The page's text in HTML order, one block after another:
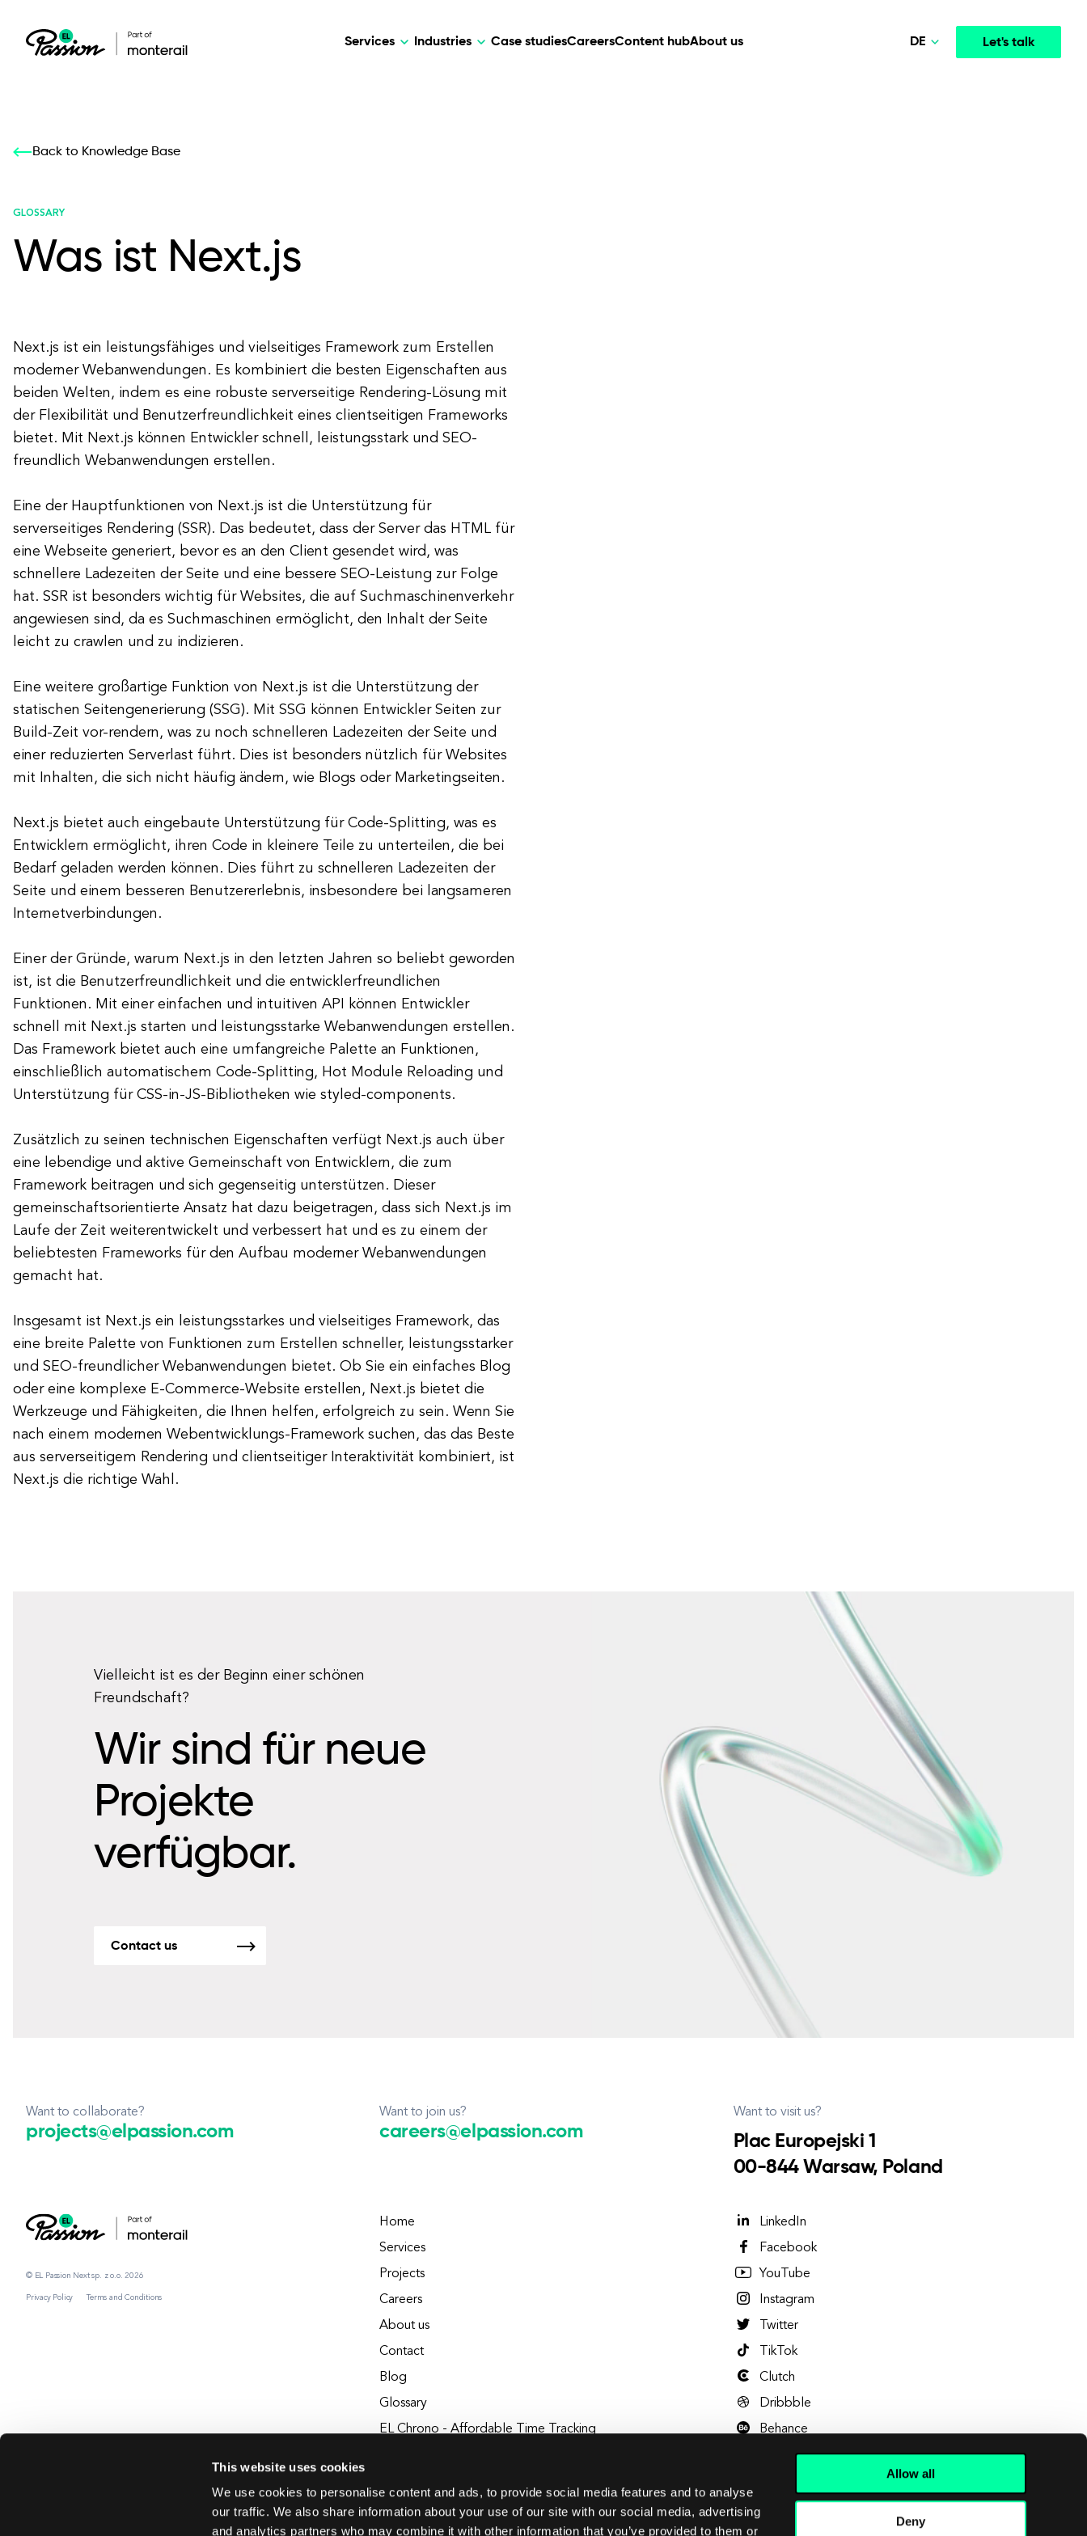
This website uses cookies
We use cookies to personalise content and ads, to provide social media features and to analyse
our traffic. We also share information about your use of our site with our social media, advertising
and analytics partners who may combine it with other information that you’ve provided to them or
Allow all
Deny
Services
Our services: build,
All services
Industries
Our services: build,
Case studiesCareersContent hubAbout us Let's talk
DE
Back to Knowledge Base
GLOSSARY
Was ist Next.js
Next.js ist ein leistungsfähiges und vielseitiges Framework zum Erstellen
moderner Webanwendungen. Es kombiniert die besten Eigenschaften aus
beiden Welten, indem es eine robuste serverseitige Rendering-Lösung mit
der Flexibilität und Benutzerfreundlichkeit eines clientseitigen Frameworks
bietet. Mit Next.js können Entwickler schnell, leistungsstark und SEO-
freundlich Webanwendungen erstellen.
Eine der Hauptfunktionen von Next.js ist die Unterstützung für
serverseitiges Rendering (SSR). Das bedeutet, dass der Server das HTML für
eine Webseite generiert, bevor es an den Client gesendet wird, was
schnellere Ladezeiten der Seite und eine bessere SEO-Leistung zur Folge
hat. SSR ist besonders wichtig für Websites, die auf Suchmaschinenverkehr
angewiesen sind, da es Suchmaschinen ermöglicht, den Inhalt der Seite
leicht zu crawlen und zu indizieren.
Eine weitere großartige Funktion von Next.js ist die Unterstützung der
statischen Seitengenerierung (SSG). Mit SSG können Entwickler Seiten zur
Build-Zeit vor-rendern, was zu noch schnelleren Ladezeiten der Seite und
einer reduzierten Serverlast führt. Dies ist besonders nützlich für Websites
mit Inhalten, die sich nicht häufig ändern, wie Blogs oder Marketingseiten.
Next.js bietet auch eingebaute Unterstützung für Code-Splitting, was es
Entwicklern ermöglicht, ihren Code in kleinere Teile zu unterteilen, die bei
Bedarf geladen werden können. Dies führt zu schnelleren Ladezeiten der
Seite und einem besseren Benutzererlebnis, insbesondere bei langsameren
Internetverbindungen.
Einer der Gründe, warum Next.js in den letzten Jahren so beliebt geworden
ist, ist die Benutzerfreundlichkeit und die entwicklerfreundlichen
Funktionen. Mit einer einfachen und intuitiven API können Entwickler
schnell mit Next.js starten und leistungsstarke Webanwendungen erstellen.
Das Framework bietet auch eine umfangreiche Palette an Funktionen,
einschließlich automatischem Code-Splitting, Hot Module Reloading und
Unterstützung für CSS-in-JS-Bibliotheken wie styled-components.
Zusätzlich zu seinen technischen Eigenschaften verfügt Next.js auch über
eine lebendige und aktive Gemeinschaft von Entwicklern, die zum
Framework beitragen und sich gegenseitig unterstützen. Dieser
gemeinschaftsorientierte Ansatz hat dazu beigetragen, dass sich Next.js im
Laufe der Zeit weiterentwickelt und verbessert hat und es zu einem der
beliebtesten Frameworks für den Aufbau moderner Webanwendungen
gemacht hat.
Insgesamt ist Next.js ein leistungsstarkes und vielseitiges Framework, das
eine breite Palette von Funktionen zum Erstellen schneller, leistungsstarker
und SEO-freundlicher Webanwendungen bietet. Ob Sie ein einfaches Blog
oder eine komplexe E-Commerce-Website erstellen, Next.js bietet die
Werkzeuge und Fähigkeiten, die Ihnen helfen, erfolgreich zu sein. Wenn Sie
nach einem modernen Webentwicklungs-Framework suchen, das das Beste
aus serverseitigem Rendering und clientseitiger Interaktivität kombiniert, ist
Next.js die richtige Wahl.
Vielleicht ist es der Beginn einer schönen
Freundschaft?
Wir sind für neue
Projekte
verfügbar.
Contact us
Want to collaborate?
projects@elpassion.com
Want to join us?
careers@elpassion.com
Want to visit us?
Plac Europejski 1
00-844 Warsaw, Poland
© EL Passion Next sp. z o.o. 2026
Privacy Policy Terms and Conditions
Home
Services
Projects
Careers
About us
Contact
Blog
Glossary
EL Chrono - Affordable Time Tracking
LinkedIn
Facebook
YouTube
Instagram
Twitter
TikTok
Clutch
Dribbble
Behance